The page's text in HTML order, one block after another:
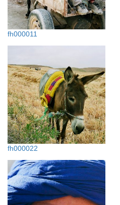
fh000011
fh000022